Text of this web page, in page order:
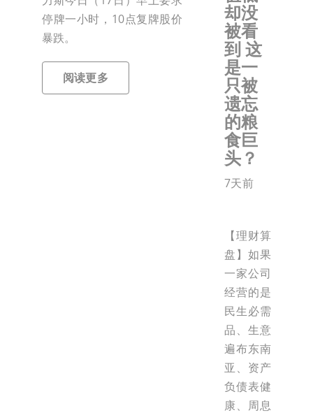
停牌一小时，10点复牌股价
暴跌。
阅读更多
却没
被看
到 这
是一
只被
遗忘
的粮
食巨
头？
7天前
【理财算
盘】如果
一家公司
经营的是
民生必需
品、生意
遍布东南
亚、资产
负债表健
康、周息